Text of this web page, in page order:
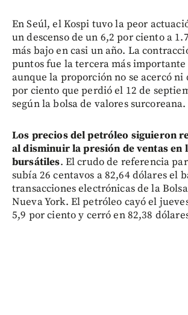
En Seúl, el Kospi tuvo la peor
un descenso de un 6,2 por ciento a
más bajo en casi un año. La
puntos fue la tercera más importante
aunque la proporción no se acercó ni
por ciento que perdió el 12 de
según la bolsa de valores surcoreana.
Los precios del petróleo siguieron
al disminuir la presión de ventas en
bursátiles. El crudo de referencia
subía 26 centavos a 82,64 dólares el
transacciones electrónicas de la
Nueva York. El petróleo cayó el
5,9 por ciento y cerró en 82,38